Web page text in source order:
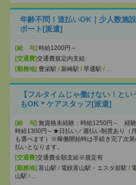
年齢不問！速払いOK｜少人数施
ポート[派遣]
[給 与] 時給1200円～
[交通費]交通費規定内支給
[勤務地] 豊栄駅 / 新崎駅 / 早通駅 / …
【フルタイムじゃ働けない！と
もOK＊ケアスタッフ[派遣]
[給 与] 無資格未経験：時給1250円～ 経験
時給1300円～★日払い／週払い制度あり（
も選べます）※稼働開始時は手続き完了次第
払いとなります。
[交通費]交通費全額支給※規定有
[勤務地] 富山駅 / 電鉄富山駅・エスタ前駅 /
山駅 / …